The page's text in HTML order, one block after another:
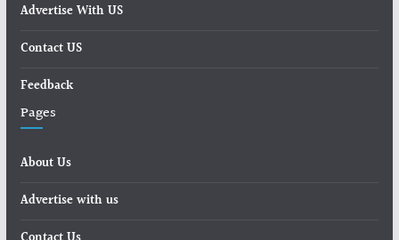
Advertise With US
Contact US
Feedback
Pages
About Us
Advertise with us